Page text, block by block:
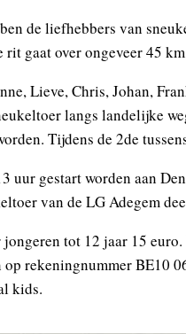
de liefhebbers van
rit gaat over ongeveer 45
Lieve, Chris, Johan,
langs landelijke
Tijdens de 2de
uur gestart worden aan
van de LG Adegem
jongeren tot 12 jaar 15
op rekeningnummer BE10
kids.